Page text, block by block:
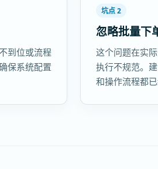
到位或流程
保系统配置
坑点 2
忽略批量下
这个问题在实
执行不规范。
和操作流程都已